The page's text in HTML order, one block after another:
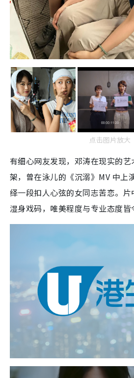
点击图片放大
有细心网友发现，邓涛在现实的
架，曾在泳儿的《沉溺》MV 中上
绎一段扣人心弦的女同志苦恋。
湿身戏码，唯美程度与专业态度皆